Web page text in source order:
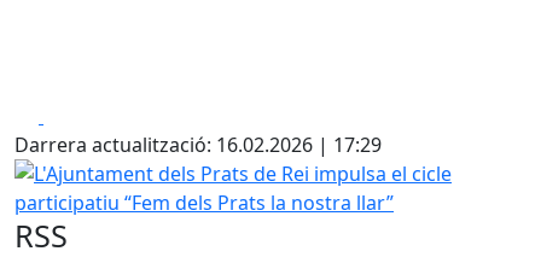
Darrera actualització: 16.02.2026 | 17:29
L'Ajuntament dels Prats de Rei impulsa el cicle
RSS